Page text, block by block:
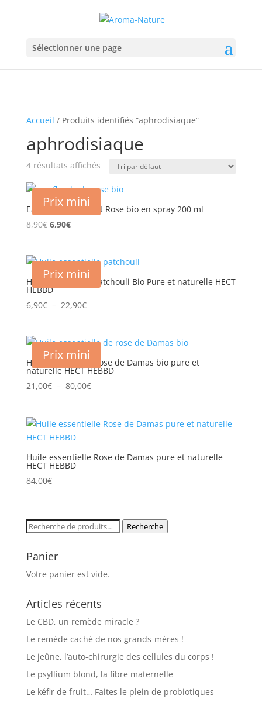
Sélectionner une page
Accueil / Produits identifiés “aphrodisiaque”
aphrodisiaque
4 résultats affichés
Prix mini
Eau florale hydrolat Rose bio en spray 200 ml
8,90€ Le
était :
8,90€.
6,90€Le
est :
6,90€.
Prix mini
Huile essentielle Patchouli Bio Pure et naturelle HECT
HEBBD
6,90€ – 22,90€Plage
6,90€
à
22,90€
Prix mini
Huile essentielle Rose de Damas bio pure et
naturelle HECT HEBBD
21,00€ – 80,00€Plage
21,00€
80,00€
Huile essentielle Rose de Damas pure et naturelle
HECT HEBBD
84,00€
Recherche
Recherche
Panier
Votre panier est vide.
Articles récents
Le CBD, un remède miracle ?
Le remède caché de nos grands-mères !
Le jeûne, l’auto-chirurgie des cellules du corps !
Le psyllium blond, la fibre maternelle
Le kéfir de fruit… Faites le plein de probiotiques